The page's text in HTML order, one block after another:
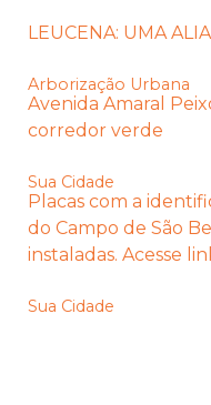
LEUCENA: UMA
Arborização Urbana
Avenida Amaral
corredor verde
Sua Cidade
Placas com a
do Campo de São
instaladas. Acesse
Sua Cidade